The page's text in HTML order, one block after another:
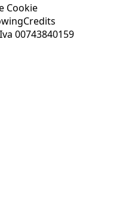
Cookie
Credits
00743840159